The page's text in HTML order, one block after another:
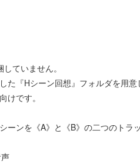
ていません。
た『Hシーン回想』フォルダを用
けです。
ーンを《A》と《B》の二つのトラ